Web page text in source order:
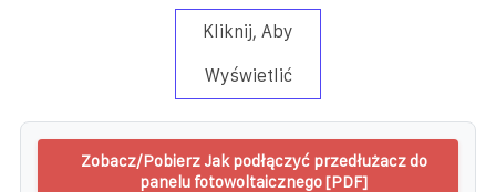
Kliknij, Aby
Wyświetlić
Zobacz/Pobierz Jak podłączyć przedłużacz do
panelu fotowoltaicznego [PDF]